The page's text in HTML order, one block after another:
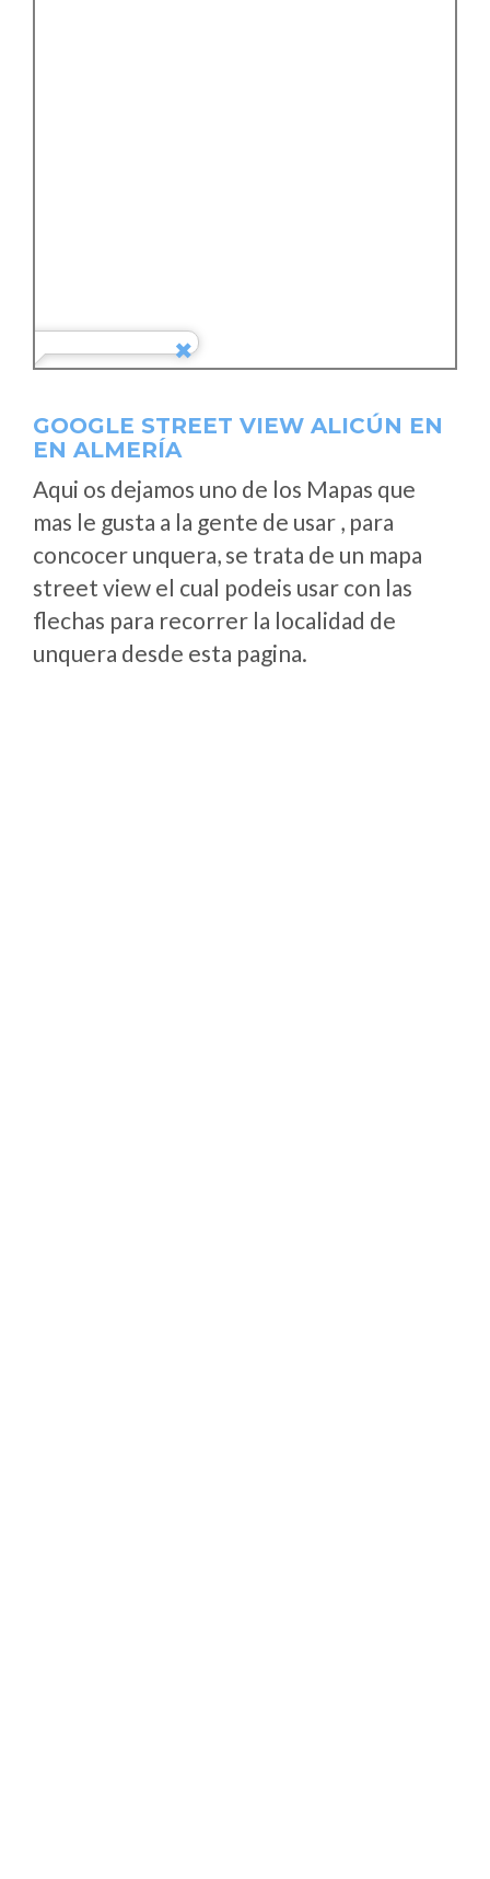
GOOGLE STREET VIEW ALICÚN EN
EN ALMERÍA
Aqui os dejamos uno de los Mapas que
mas le gusta a la gente de usar , para
concocer unquera, se trata de un mapa
street view el cual podeis usar con las
flechas para recorrer la localidad de
unquera desde esta pagina.